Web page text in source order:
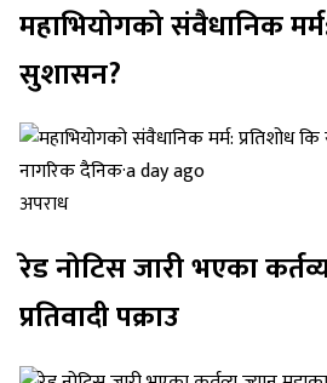
महाभियोगको संवैधानिक
सुशासन?
नागरिक दैनिक·a day ago
अपराध
रेड नोटिस जारी भएका
प्रतिवादी पक्राउ